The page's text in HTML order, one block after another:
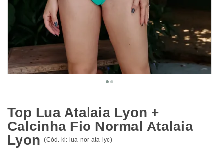
Top Lua Atalaia Lyon +
Calcinha Fio Normal Atalaia
Lyon(Cód. kit-lua-nor-ata-lyo)